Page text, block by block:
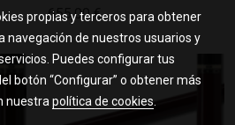
655,00 €
propias y terceros para obtener
navegación de nuestros usuarios y
Puedes configurar tus
botón “Configurar” o obtener más
nuestra política de cookies